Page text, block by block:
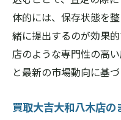
体的には、保存状態を
緒に提出するのが効果
店のような専門性の高
と最新の市場動向に基
買取大吉大和八木店